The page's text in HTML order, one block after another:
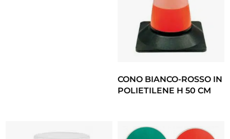
CONO BIANCO-ROSSO IN
POLIETILENE H 50 CM